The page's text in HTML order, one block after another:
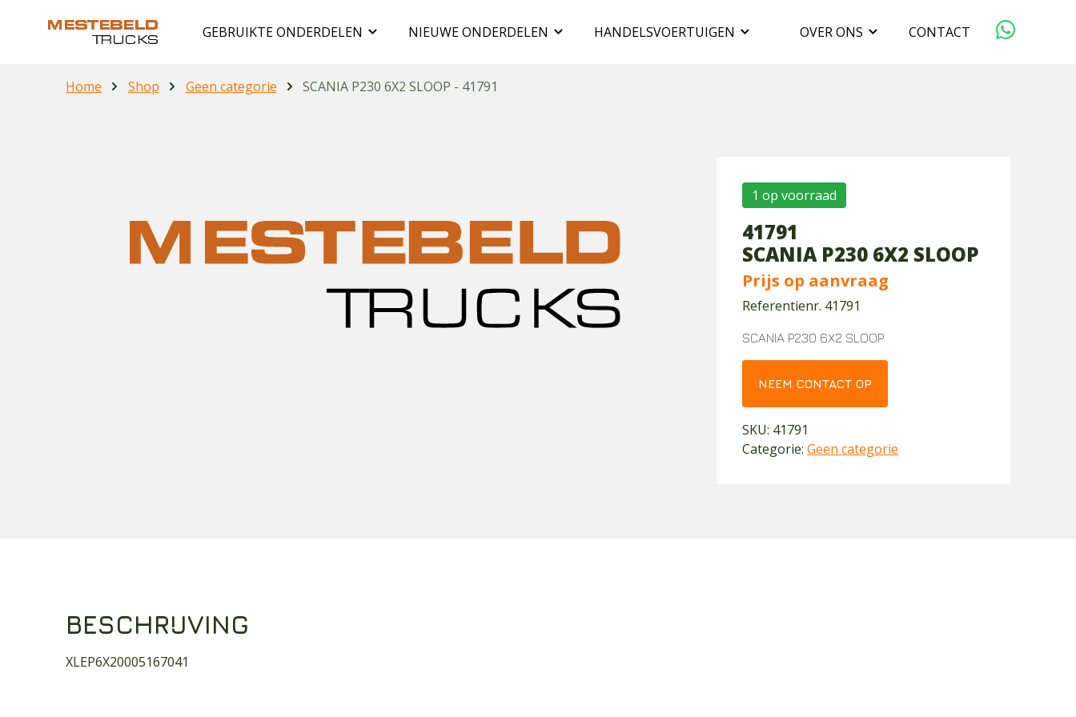
GEBRUIKTE ONDERDELEN NIEUWE ONDERDELEN HANDELSVOERTUIGEN OVER ONS
DUURZAAMHEID
CONTACT
Home Shop Geen categorie SCANIA P230 6X2 SLOOP - 41791
1 op voorraad
41791
SCANIA P230 6X2 SLOOP
Prijs op aanvraag
Referentienr. 41791
SCANIA P230 6X2 SLOOP
NEEM CONTACT OP
SKU: 41791
Categorie:Geen categorie
BESCHRIJVING
XLEP6X20005167041